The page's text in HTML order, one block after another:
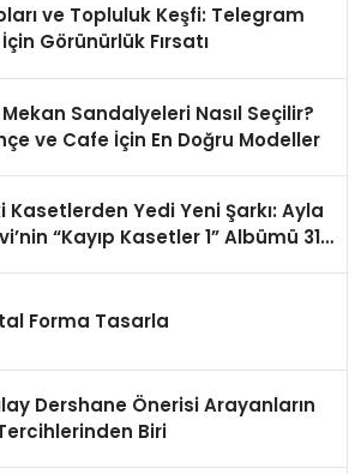
ve Topluluk Keşfi: Telegram
Görünürlük Fırsatı
Mekan Sandalyeleri Nasıl Seçilir?
ve Cafe İçin En Doğru Modeller
Kasetlerden Yedi Yeni Şarkı: Ayla
“Kayıp Kasetler 1” Albümü 31
Forma Tasarla
Dershane Önerisi Arayanların
Biri